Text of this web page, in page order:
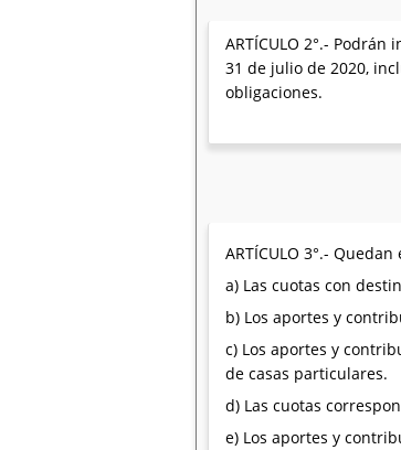
ARTÍCULO 2°.-
31 de julio de 2020,
obligaciones.
ARTÍCULO 3°.-
a) Las cuotas con
b) Los aportes y
c) Los aportes y
de casas particulares.
d) Las cuotas
e) Los aportes y